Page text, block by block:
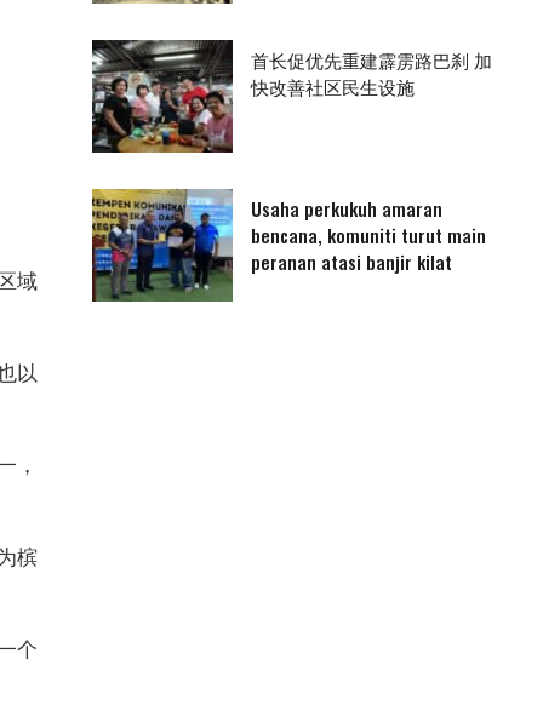
域
以
，
槟
个
首长促优先重建霹雳路巴刹 加
快改善社区民生设施
Usaha perkukuh amaran
bencana, komuniti turut main
peranan atasi banjir kilat